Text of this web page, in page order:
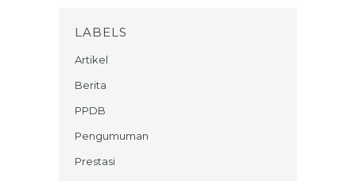
LABELS
Artikel
Berita
PPDB
Pengumuman
Prestasi